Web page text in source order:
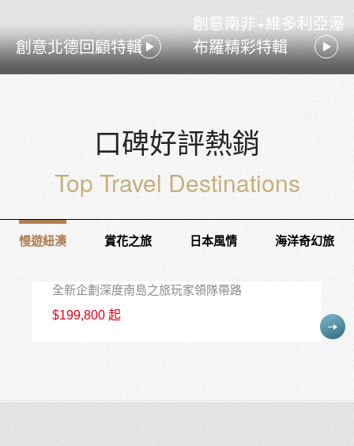
創意北德回顧特輯
創意南非+維多利亞瀑
布羅精彩特輯
口碑好評熱銷
Top Travel Destinations
慢遊紐澳 賞花之旅 日本風情 海洋奇幻旅
No.1
出團日 09/24
紐西蘭冬季限定10天
全新企劃深度南島之旅玩家領隊帶路
$199,800 起